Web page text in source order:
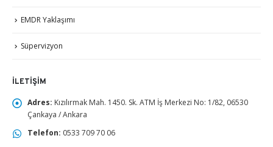
EMDR Yaklaşımı
Süpervizyon
İLETIŞIM
Adres: Kızılırmak Mah. 1450. Sk. ATM İş Merkezi No: 1/82, 06530
Çankaya / Ankara
Telefon: 0533 709 70 06